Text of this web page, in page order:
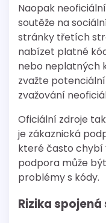
Naopak
soutěže na
stránky třetích
nabízet platné
nebo neplatných
zvažte
zvažování
Oficiální zdroje
je zákaznická
které často chybí
podpora může
problémy s kódy.
Rizika